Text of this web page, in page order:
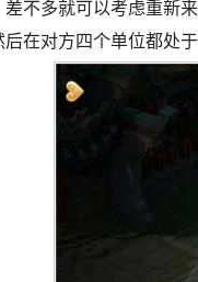
差不多就可以考虑重新
后在对方四个单位都处